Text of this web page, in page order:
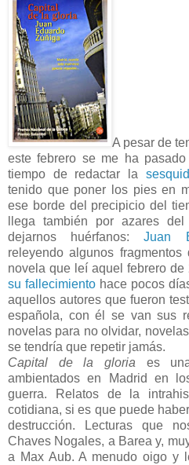
A pesar de
este febrero se me ha
tiempo de redactar la
tenido que poner los pies en
ese borde del precipicio del
llega también por azares
dejarnos huérfanos:Juan
releyendo algunos fragmentos
novela que leí aquel febrero
su fallecimiento hace pocos
aquellos autores que fueron
española, con él se van sus
novelas para no olvidar,
se tendría que repetir jamás.
Capital de la gloria es
ambientados en Madrid en
guerra. Relatos de la
cotidiana, si es que puede
destrucción. Lecturas que
Chaves Nogales, a Barea y,
a Max Aub. A menudo oigo y